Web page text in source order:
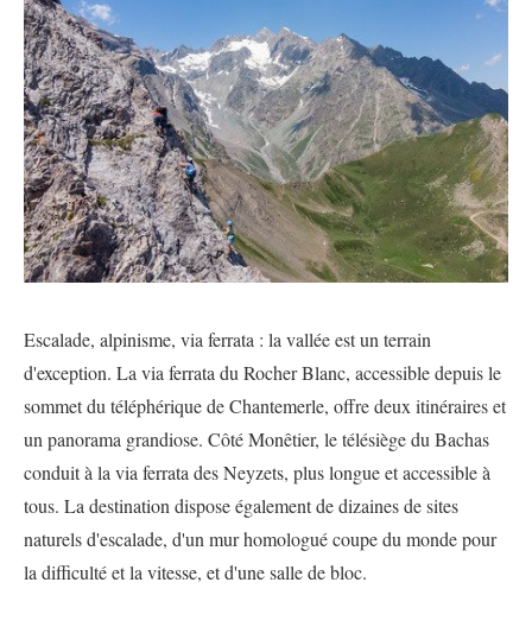
Escalade, alpinisme, via ferrata : la vallée est un terrain
d'exception. La via ferrata du Rocher Blanc, accessible depuis le
sommet du téléphérique de Chantemerle, offre deux itinéraires et
un panorama grandiose. Côté Monêtier, le télésiège du Bachas
conduit à la via ferrata des Neyzets, plus longue et accessible à
tous. La destination dispose également de dizaines de sites
naturels d'escalade, d'un mur homologué coupe du monde pour
la difficulté et la vitesse, et d'une salle de bloc.